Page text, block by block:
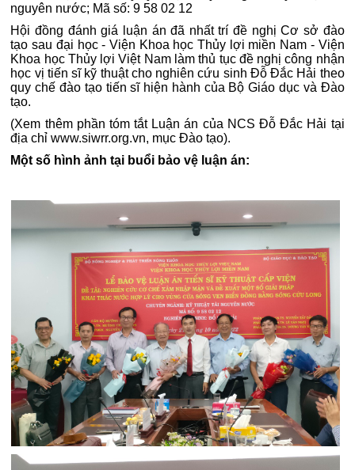
nguyên nước; Mã số: 9 58 02 12
Hội đồng đánh giá luận án đã nhất trí đề nghị Cơ sở đào
tạo sau đại học - Viện Khoa học Thủy lợi miền Nam - Viện
Khoa học Thủy lợi Việt Nam làm thủ tục đề nghị công nhận
học vị tiến sĩ kỹ thuật cho nghiên cứu sinh Đỗ Đắc Hải theo
quy chế đào tạo tiến sĩ hiện hành của Bộ Giáo dục và Đào
tạo.
(Xem thêm phần tóm tắt Luận án của NCS Đỗ Đắc Hải tại
địa chỉ www.siwrr.org.vn, mục Đào tạo).
Một số hình ảnh tại buổi bảo vệ luận án: